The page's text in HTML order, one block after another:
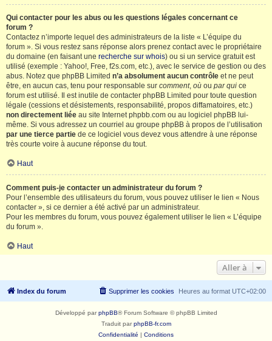
Qui contacter pour les abus ou les questions légales concernant ce
forum ?
Contactez n’importe lequel des administrateurs de la liste « L’équipe du
forum ». Si vous restez sans réponse alors prenez contact avec le propriétaire
du domaine (en faisant une recherche sur whois) ou si un service gratuit est
utilisé (exemple : Yahoo!, Free, f2s.com, etc.), avec le service de gestion ou des
abus. Notez que phpBB Limited n’a absolument aucun contrôle et ne peut
être, en aucun cas, tenu pour responsable sur comment, où ou par qui ce
forum est utilisé. Il est inutile de contacter phpBB Limited pour toute question
légale (cessions et désistements, responsabilité, propos diffamatoires, etc.)
non directement liée au site Internet phpbb.com ou au logiciel phpBB lui-
même. Si vous adressez un courriel au groupe phpBB à propos de l’utilisation
par une tierce partie de ce logiciel vous devez vous attendre à une réponse
très courte voire à aucune réponse du tout.
Haut
Comment puis-je contacter un administrateur du forum ?
Pour l’ensemble des utilisateurs du forum, vous pouvez utiliser le lien « Nous
contacter », si ce dernier a été activé par un administrateur.
Pour les membres du forum, vous pouvez également utiliser le lien « L’équipe
du forum ».
Haut
Aller à
Index du forum Heures au format UTC+02:00
Supprimer les cookies
Développé parphpBB® Forum Software © phpBB Limited
Traduit parphpBB-fr.com
Confidentialité | Conditions